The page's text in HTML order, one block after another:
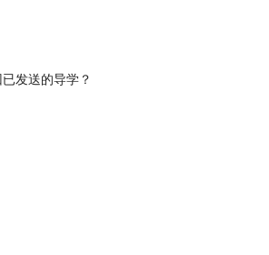
发送的导学？